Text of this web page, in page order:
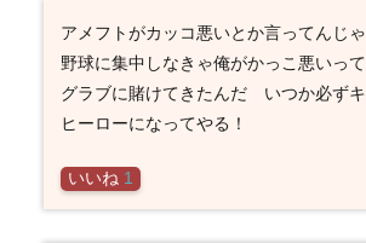
アメフトがカッコ悪いとか言ってんじ
野球に集中しなきゃ俺がかっこ悪いっ
グラブに賭けてきたんだ いつか必ず
ヒーローになってやる！
いいね 1